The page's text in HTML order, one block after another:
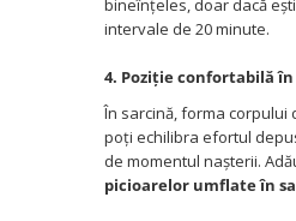
bineînțeles, doar dacă
intervale de 20 minute.
4. Poziție confortabilă
În sarcină, forma corpului
poți echilibra efortul
de momentul nașterii.
picioarelor umflate în